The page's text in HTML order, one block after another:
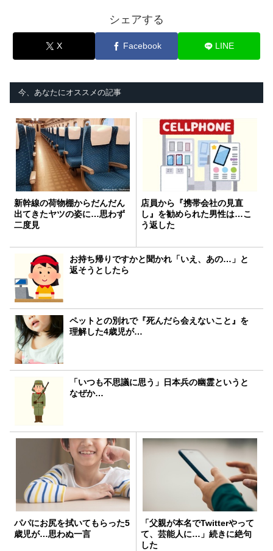
シェアする
X Facebook LINE
今、あなたにオススメの記事
新幹線の荷物棚からだんだん
出てきたヤツの姿に…思わず
二度見
店員から『携帯会社の見直
し』を勧められた男性は…こ
う返した
お持ち帰りですかと聞かれ「いえ、あの…」と
返そうとしたら
ペットとの別れで『死んだら会えないこと』を
理解した4歳児が…
「いつも不思議に思う」日本兵の幽霊というと
なぜか…
パパにお尻を拭いてもらった5
歳児が…思わぬ一言
「父親が本名でTwitterやって
て、芸能人に…」続きに絶句
した